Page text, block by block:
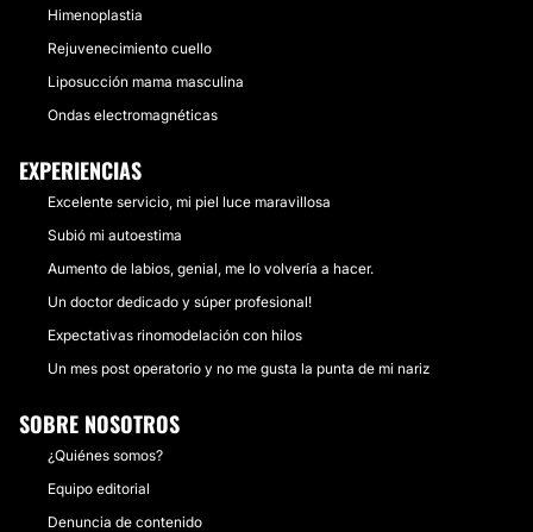
Himenoplastia
Rejuvenecimiento cuello
Liposucción mama masculina
Ondas electromagnéticas
EXPERIENCIAS
Excelente servicio, mi piel luce maravillosa
Subió mi autoestima
Aumento de labios, genial, me lo volvería a hacer.
Un doctor dedicado y súper profesional!
Expectativas rinomodelación con hilos
Un mes post operatorio y no me gusta la punta de mi nariz
SOBRE NOSOTROS
¿Quiénes somos?
Equipo editorial
Denuncia de contenido